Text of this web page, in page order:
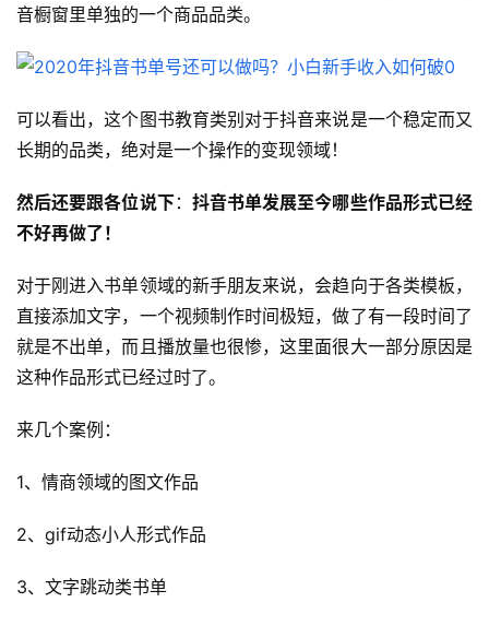
音橱窗里单独的一个商品品类。
可以看出，这个图书教育类别对于抖音来说是一个稳定而又
长期的品类，绝对是一个操作的变现领域！
然后还要跟各位说下： 抖音书单发展至今哪些作品形式已经
不好再做了！
对于刚进入书单领域的新手朋友来说，会趋向于各类模板，
直接添加文字，一个视频制作时间极短，做了有一段时间了
就是不出单，而且播放量也很惨，这里面很大一部分原因是
这种作品形式已经过时了。
来几个案例：
1、情商领域的图文作品
2、gif动态小人形式作品
3、文字跳动类书单